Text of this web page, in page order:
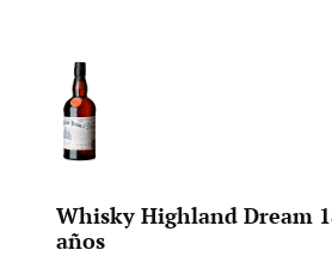
Whisky Highland Dream
años